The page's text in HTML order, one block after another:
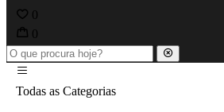
0
0
Todas as Categorias